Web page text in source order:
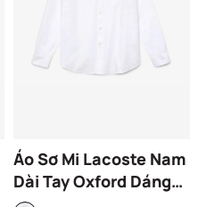
Áo Sơ Mi Lacoste Nam
Dài Tay Oxford Dáng